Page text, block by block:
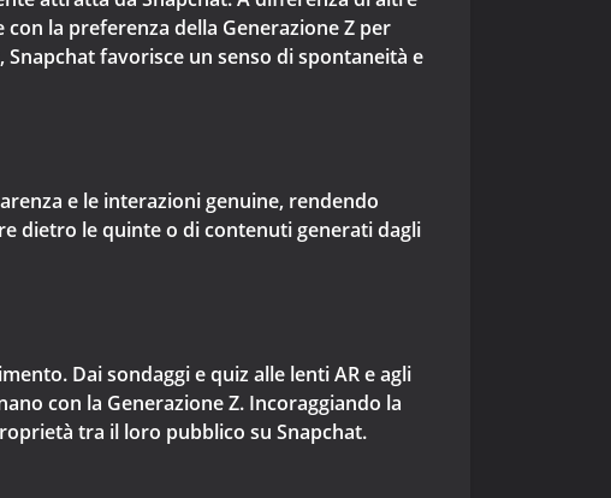
la preferenza della Generazione Z per
favorisce un senso di spontaneità e
e le interazioni genuine, rendendo
dietro le quinte o di contenuti generati dagli
Dai sondaggi e quiz alle lenti AR e agli
con la Generazione Z. Incoraggiando la
tra il loro pubblico su Snapchat.